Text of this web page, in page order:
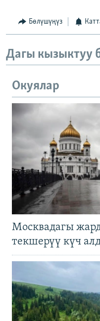
Бөлүшүңүз
Дагы кызыктуу
Окуялар
Москвадагы
текшерүү күч